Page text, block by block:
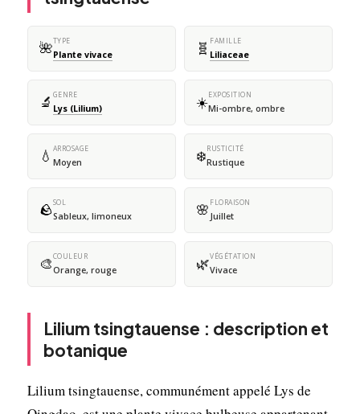
🌺TYPE
Plante vivace 🧬 FAMILLE
Liliaceae
🔬 GENRE
Lys (Lilium) ☀️EXPOSITION
Mi-ombre, ombre
💧 ARROSAGE
Moyen ❄️RUSTICITÉ
Rustique
🪨SOL
Sableux, limoneux 🌸 FLORAISON
Juillet
🎨COULEUR
Orange, rouge 🌿VÉGÉTATION
Vivace
Lilium tsingtauense : description et
botanique
Lilium tsingtauense, communément appelé Lys de